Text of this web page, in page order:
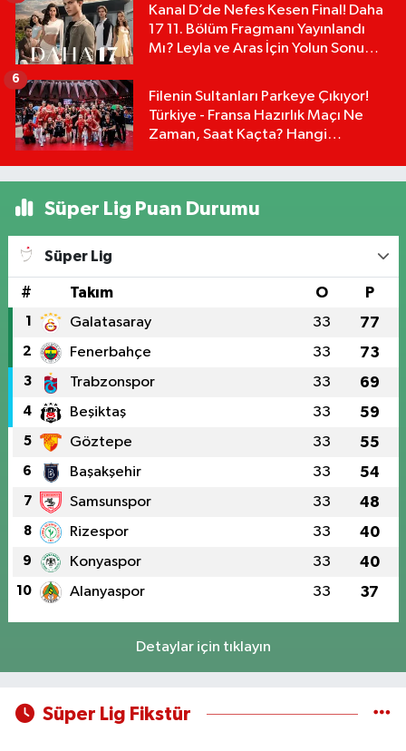
Kanal D’de Nefes Kesen Final! Daha
17 11. Bölüm Fragmanı Yayınlandı
Mı? Leyla ve Aras İçin Yolun Sonu
Filenin Sultanları Parkeye Çıkıyor!
Türkiye - Fransa Hazırlık Maçı Ne
Zaman, Saat Kaçta? Hangi
6
Süper Lig Puan Durumu
Süper Lig
# Takım O P
1 Galatasaray 33 77
2 Fenerbahçe 33 73
3 Trabzonspor 33 69
4 Beşiktaş 33 59
5 Göztepe 33 55
6 Başakşehir 33 54
7 Samsunspor 33 48
8 Rizespor 33 40
9 Konyaspor 33 40
10 Alanyaspor 33 37
Detaylar için tıklayın
Süper Lig Fikstür